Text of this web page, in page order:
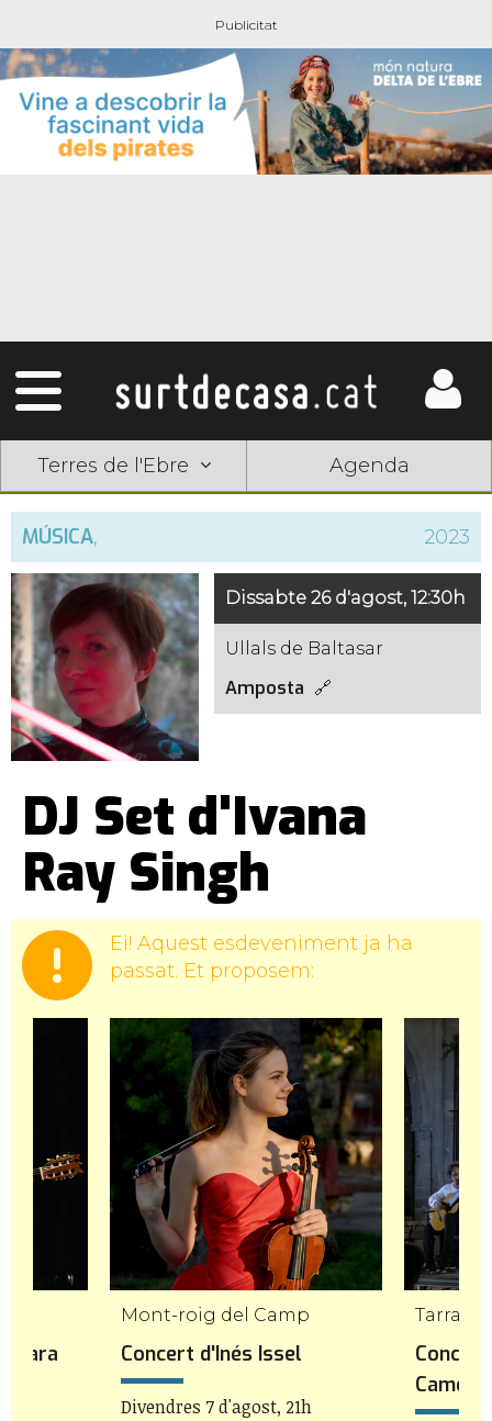
Terres de l'Ebre Agenda
MÚSICA, 2023
Dissabte 26 d'agost, 12:30h
Ullals de Baltasar
Amposta
DJ Set d'Ivana
Ray Singh
Ei! Aquest esdeveniment ja ha
passat. Et proposem:
Mont-roig del Camp
Concert d'Inés Issel
Divendres 7 d'agost, 21h